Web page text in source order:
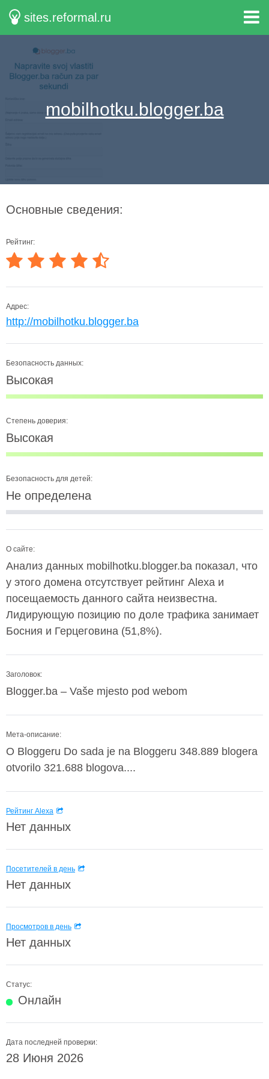
sites.reformal.ru
mobilhotku.blogger.ba
Основные сведения:
Рейтинг:
Адрес:
http://mobilhotku.blogger.ba
Безопасность данных:
Высокая
Степень доверия:
Высокая
Безопасность для детей:
Не определена
О сайте:
Анализ данных mobilhotku.blogger.ba показал, что
у этого домена отсутствует рейтинг Alexa и
посещаемость данного сайта неизвестна.
Лидирующую позицию по доле трафика занимает
Босния и Герцеговина (51,8%).
Заголовок:
Blogger.ba – Vaše mjesto pod webom
Мета-описание:
O Bloggeru Do sada je na Bloggeru 348.889 blogera
otvorilo 321.688 blogova....
Рейтинг Alexa
Нет данных
Посетителей в день
Нет данных
Просмотров в день
Нет данных
Статус:
Онлайн
Дата последней проверки:
28 Июня 2026